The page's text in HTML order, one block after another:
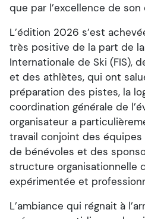
que par l’excellence de son
L’édition 2026 s’est
très positive de la part de
Internationale de Ski (FIS),
et des athlètes, qui ont
préparation des pistes, la
coordination générale de
organisateur a
travail conjoint des
de bénévoles et des
structure organisationnelle
expérimentée et
L’ambiance qui régnait à